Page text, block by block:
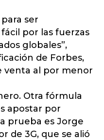
ser
por las fuerzas
globales”,
de Forbes,
venta al por menor
Otra fórmula
apostar por
prueba es Jorge
de 3G, que se alió